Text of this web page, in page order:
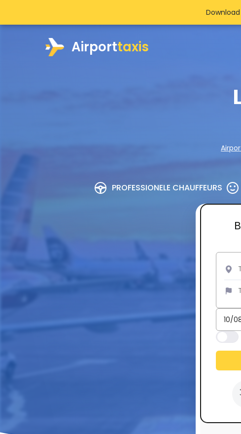
Airporttaxis
PROFESSIONELE CHAUFFEURS